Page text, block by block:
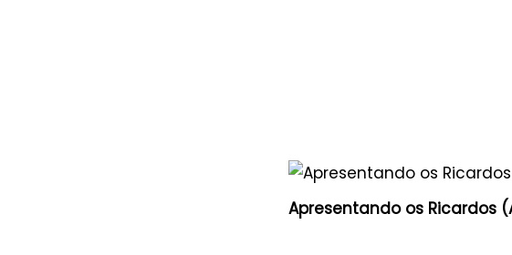
Apresentando os Ricardos